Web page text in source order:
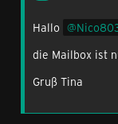
Hallo
die Mailbox ist
Gruß Tina